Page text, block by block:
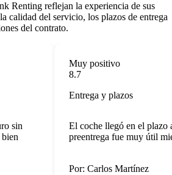
Renting reflejan la experiencia de sus
calidad del servicio, los plazos de entrega
del contrato.
sin
Muy positivo
8.7
Entrega y plazos
El coche llegó en el plazo
preentrega fue muy útil
Por: Carlos Martínez